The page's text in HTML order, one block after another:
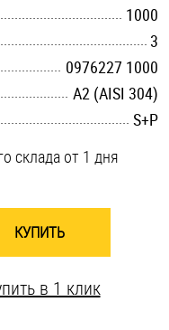
1000
3
0976227 1000
А2 (AISI 304)
S+P
склада от 1 дня
КУПИТЬ
в 1 клик